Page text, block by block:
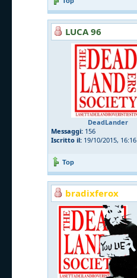
LUCA 96
DeadLander
Messaggi: 156
Iscritto il: 19/10/2015, 16:16
Top
bradixferox